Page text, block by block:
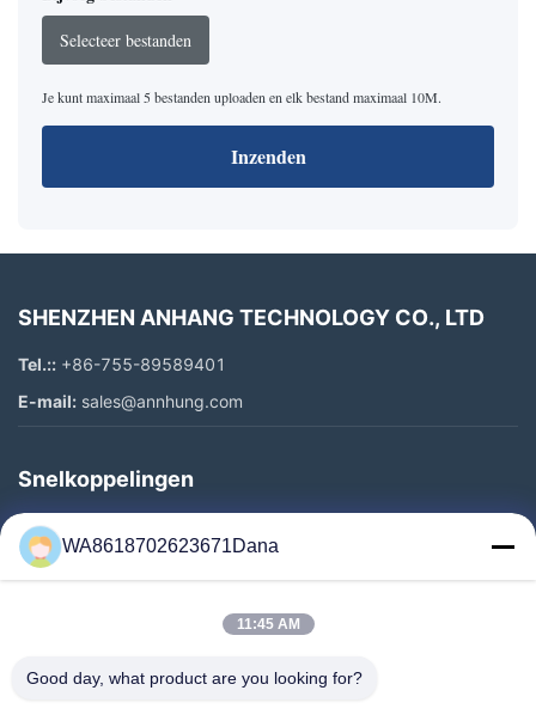
Selecteer bestanden
Je kunt maximaal 5 bestanden uploaden en elk bestand maximaal 10M.
Inzenden
SHENZHEN ANHANG TECHNOLOGY CO., LTD
Tel.:: +86-755-89589401
E-mail: sales@annhung.com
Snelkoppelingen
Thuis
Producten
Fabriekstocht
WA8618702623671Dana
11:45 AM
Good day, what product are you looking for?